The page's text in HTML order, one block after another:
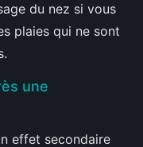
du nez si vous
plaies qui ne sont
une
effet secondaire